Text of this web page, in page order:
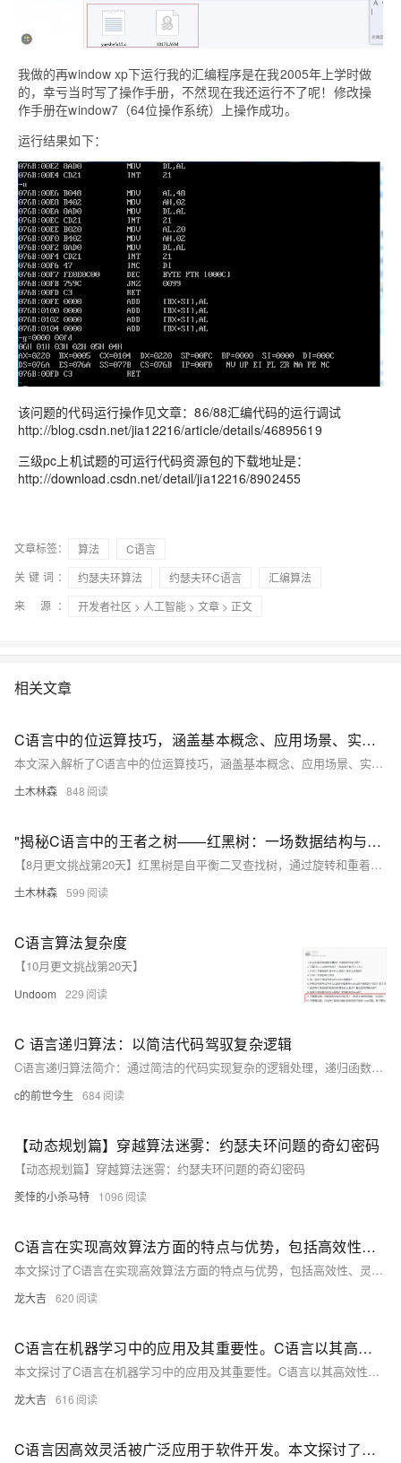
我做的再window xp下运行我的汇编程序是在我2005年上学时做
的，幸亏当时写了操作手册，不然现在我还运行不了呢！修改操
作手册在window7（64位操作系统）上操作成功。
运行结果如下：
该问题的代码运行操作见文章：86/88汇编代码的运行调试
http://blog.csdn.net/jia12216/article/details/46895619
三级pc上机试题的可运行代码资源包的下载地址是：
http://download.csdn.net/detail/jia12216/8902455
文章标签： 算法
C语言
关键词：
约瑟夫环算法 约瑟夫环C语言
汇编算法
来 源：
开发者社区 > 人工智能 > 文章 > 正文
相关文章
C语言中的位运算技巧，涵盖基本概念、应用场景、实用技巧及示例代码，并讨论了位运算的性能优势及其与其他数据结构和算法的结合
本文深入解析了C语言中的位运算技巧，涵盖基本概念、应用场景、实用技巧及示例代码，并讨论了位运算的性能优势及其与其他数据结构和算法的结合，旨在帮助读者掌握这一高效的数据处理方法。
土木林森 848
"揭秘C语言中的王者之树——红黑树：一场数据结构与算法的华丽舞蹈，让你的程序效率飙升，直击性能巅峰！"
【8月更文挑战第20天】红黑树是自平衡二叉查找树，通过旋转和重着色保持平衡，确保高效执行插入、删除和查找操作，时间复杂度为O(log n)。本文介绍红黑树的基本属性、存储结构及其C语言实现。红黑树遵循五项基本规则以保持平衡状态。在C语言中，节点包含数据、颜色、父节点和子节点指针。文章提供了一个示例代码框架，用于创建节点、插入节点并执行必要的修复操作以维护红黑树的特性。
土木林森 599
C语言算法复杂度
【10月更文挑战第20天】
Undoom 229
C 语言递归算法：以简洁代码驾驭复杂逻辑
C语言递归算法简介：通过简洁的代码实现复杂的逻辑处理，递归函数自我调用解决分层问题，高效而优雅。适用于树形结构遍历、数学计算等领域。
c的前世今生 684
【动态规划篇】穿越算法迷雾：约瑟夫环问题的奇幻密码
【动态规划篇】穿越算法迷雾：约瑟夫环问题的奇幻密码
羑悻的小杀马特 1096
C语言在实现高效算法方面的特点与优势，包括高效性、灵活性、可移植性和底层访问能力
本文探讨了C语言在实现高效算法方面的特点与优势，包括高效性、灵活性、可移植性和底层访问能力。文章还分析了数据结构的选择与优化、算法设计的优化策略、内存管理和代码优化技巧，并通过实际案例展示了C语言在排序和图遍历算法中的高效实现。
龙大吉 620
C语言在机器学习中的应用及其重要性。C语言以其高效性、灵活性和可移植性，适合开发高性能的机器学习算法，尤其在底层算法实现、嵌入式系统和高性能计算中表现突出
本文探讨了C语言在机器学习中的应用及其重要性。C语言以其高效性、灵活性和可移植性，适合开发高性能的机器学习算法，尤其在底层算法实现、嵌入式系统和高性能计算中表现突出。文章还介绍了C语言在知名机器学习库中的作用，以及与Python等语言结合使用的案例，展望了其未来发展的挑战与机遇。
龙大吉 616
C语言因高效灵活被广泛应用于软件开发。本文探讨了优化C语言程序性能的策略，涵盖算法优化、代码结构优化、内存管理优化、编译器优化、数据结构优化、并行计算优化及性能测试与分析七个方面